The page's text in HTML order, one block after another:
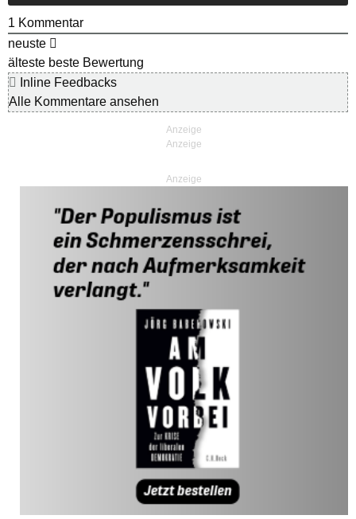
1 Kommentar
neuste
älteste beste Bewertung
Inline Feedbacks
Alle Kommentare ansehen
Anzeige